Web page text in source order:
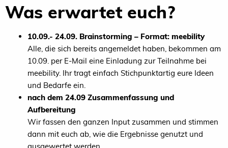
Was erwartet euch?
10.09.- 24.09. Brainstorming – Format: meebility
Alle, die sich bereits angemeldet haben, bekommen am
10.09. per E-Mail eine Einladung zur Teilnahme bei
meebility. Ihr tragt einfach Stichpunktartig eure Ideen
und Bedarfe ein.
nach dem 24.09 Zusammenfassung und
Aufbereitung
Wir fassen den ganzen Input zusammen und stimmen
dann mit euch ab, wie die Ergebnisse genutzt und